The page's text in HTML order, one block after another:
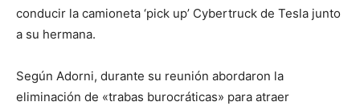
conducir la camioneta ‘pick up’ Cybertruck de Tesla junto
a su hermana.
Según Adorni, durante su reunión abordaron la
eliminación de «trabas burocráticas» para atraer